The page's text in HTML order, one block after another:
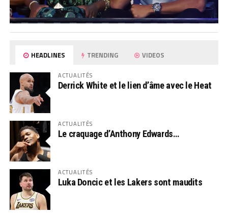
HEADLINES TRENDING VIDEOS
ACTUALITÉS
Derrick White et le lien d’âme avec le Heat
ACTUALITÉS
Le craquage d’Anthony Edwards…
ACTUALITÉS
Luka Doncic et les Lakers sont maudits